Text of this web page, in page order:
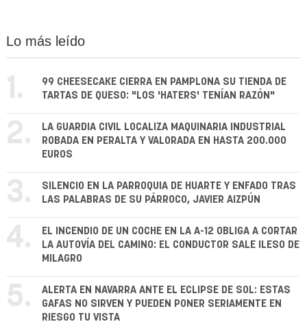
Lo más leído
1.
99 CHEESECAKE CIERRA EN PAMPLONA SU TIENDA DE
TARTAS DE QUESO: "LOS 'HATERS' TENÍAN RAZÓN"
2.
LA GUARDIA CIVIL LOCALIZA MAQUINARIA INDUSTRIAL
ROBADA EN PERALTA Y VALORADA EN HASTA 200.000
EUROS
3.
SILENCIO EN LA PARROQUIA DE HUARTE Y ENFADO TRAS
LAS PALABRAS DE SU PÁRROCO, JAVIER AIZPÚN
4.
EL INCENDIO DE UN COCHE EN LA A-12 OBLIGA A CORTAR
LA AUTOVÍA DEL CAMINO: EL CONDUCTOR SALE ILESO DE
MILAGRO
5.
ALERTA EN NAVARRA ANTE EL ECLIPSE DE SOL: ESTAS
GAFAS NO SIRVEN Y PUEDEN PONER SERIAMENTE EN
RIESGO TU VISTA